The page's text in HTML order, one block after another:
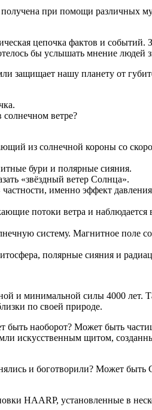
получена при помощи различных
цепочка фактов и событий.
бы услышать мнение людей
защищает нашу планету от
солнечном ветре?
из солнечной короны со
бури и полярные сияния.
«звёздный ветер Солнца».
именно эффект давления
потоки ветра и наблюдается
систему. Магнитное поле
полярные сияния и
и минимальной силы 4000
по своей природе.
быть наоборот? Может быть
искусственным щитом,
и боготворили? Может быть
HAARP, установленные в